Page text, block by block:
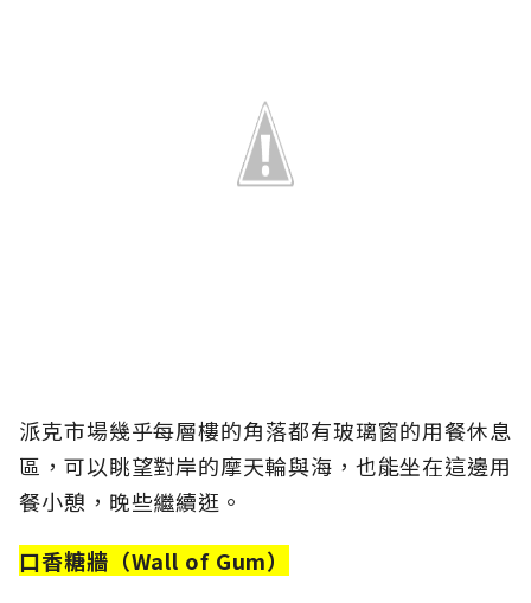
派克市場幾乎每層樓的角落都有玻璃窗的用餐休息
區，可以眺望對岸的摩天輪與海，也能坐在這邊用
餐小憩，晚些繼續逛。
口香糖牆（Wall of Gum）